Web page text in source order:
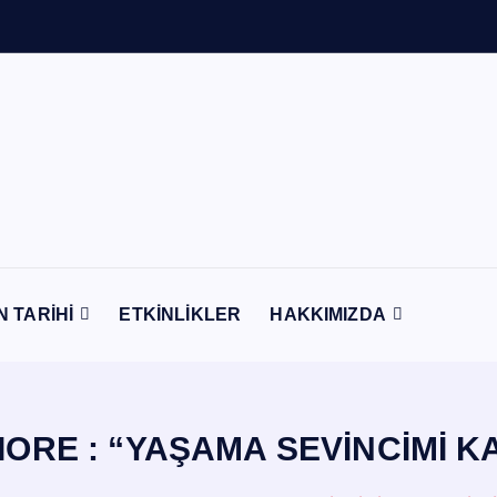
TARİHİ ETKİNLİKLER HAKKIMIZDA
: “YAŞAMA SEVİNCİMİ